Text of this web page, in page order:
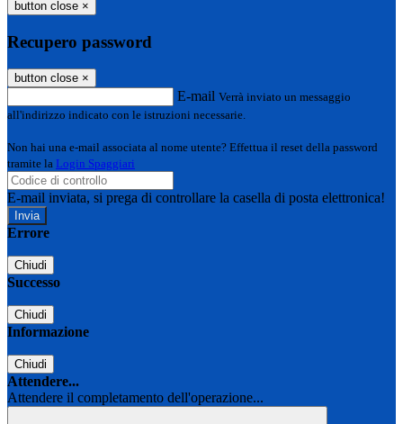
button close ×
Recupero password
button close ×
E-mail Verrà inviato un messaggio
all'indirizzo indicato con le istruzioni necessarie.
Non hai una e-mail associata al nome utente? Effettua il reset della password
tramite la Login Spaggiari
E-mail inviata, si prega di controllare la casella di posta elettronica!
Errore
Chiudi
Successo
Chiudi
Informazione
Chiudi
Attendere...
Attendere il completamento dell'operazione...